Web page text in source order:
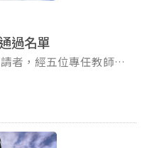
科用書（針對現有學校
全； 而102的隔
營）中心，需要時邀請
、目前教育生態如何受
大黑板，休息時間或不
拿起各色粉筆分析概念、
、跨時想像-- 也非常適
過名單
論，最終決定以下12位
者下一年度再來申請！
教育學習、弱勢服務（須
來會進一步說明。